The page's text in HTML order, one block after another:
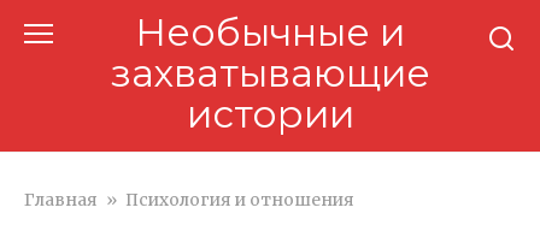
Необычные и
захватывающие
истории
Главная » Психология и отношения